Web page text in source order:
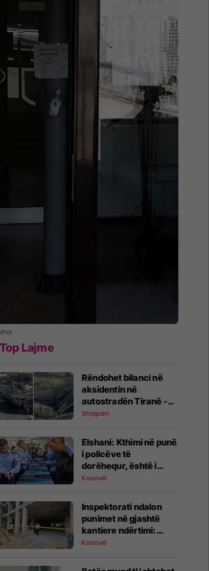
Top Lajme
​Rëndohet bilanci në
aksidentin në
autostradën Tiranë -
Elbasan: Dy të vdekur
Shqipëri
Elshani: Kthimi në punë
i policëve të
dorëhequr, është i
pamundur
Kosovë
​Inspektorati ndalon
punimet në gjashtë
kantiere ndërtimi:
Rrezik për jetën dhe
punëtorëve
Kosovë